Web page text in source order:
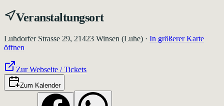
Veranstaltungsort
Luhdorfer Strasse 29, 21423 Winsen (Luhe) · In größerer Karte
öffnen
Zur Webseite / Tickets
Zum Kalender